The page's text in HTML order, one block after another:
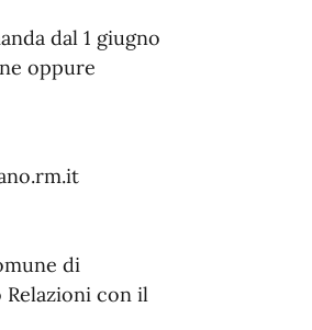
dal 1 giugno
oppure
di
Relazioni con il